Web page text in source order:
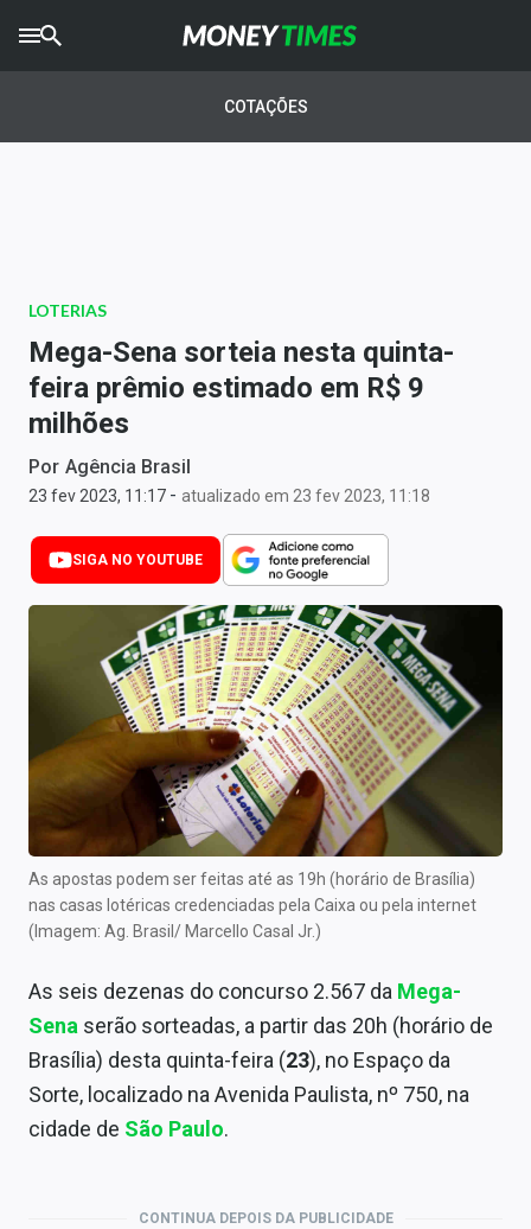
AGROTIMES
Newsletters
Money Trader
Anuncie
Últimas Notícias
Newsletters
Cotações
Comprar ou vender?
Carteiras Recomendadas
Central de Dividendos
Central de Fundos Imobiliários
Central dos IPOs
Renda Fixa
Mercados
Economia
Empresas
COTAÇÕES
LOTERIAS
Mega-Sena sorteia nesta quinta-
feira prêmio estimado em R$ 9
milhões
Por Agência Brasil
23 fev 2023, 11:17 - atualizado em 23 fev 2023, 11:18
SIGA NO YOUTUBE
As apostas podem ser feitas até as 19h (horário de Brasília)
nas casas lotéricas credenciadas pela Caixa ou pela internet
(Imagem: Ag. Brasil/ Marcello Casal Jr.)
As seis dezenas do concurso 2.567 da Mega-
Sena serão sorteadas, a partir das 20h (horário de
Brasília) desta quinta-feira (23), no Espaço da
Sorte, localizado na Avenida Paulista, nº 750, na
cidade de São Paulo.
CONTINUA DEPOIS DA PUBLICIDADE